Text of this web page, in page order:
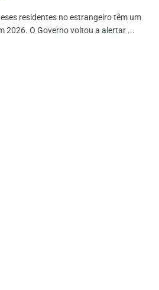
residentes no estrangeiro têm um
2026. O Governo voltou a alertar ...